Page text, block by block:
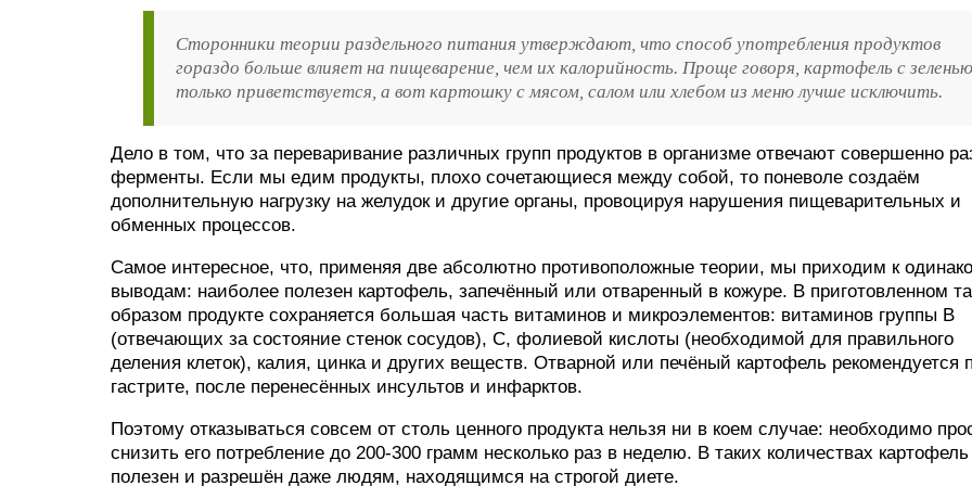
Сторонники теории раздельного питания утверждают, что способ употребления продуктов
гораздо больше влияет на пищеварение, чем их калорийность. Проще говоря, картофель с зеленью
только приветствуется, а вот картошку с мясом, салом или хлебом из меню лучше исключить.
Дело в том, что за переваривание различных групп продуктов в организме отвечают совершенно
ферменты. Если мы едим продукты, плохо сочетающиеся между собой, то поневоле создаём
дополнительную нагрузку на желудок и другие органы, провоцируя нарушения пищеварительных и
обменных процессов.
Самое интересное, что, применяя две абсолютно противоположные теории, мы приходим к
выводам: наиболее полезен картофель, запечённый или отваренный в кожуре. В приготовленном
образом продукте сохраняется большая часть витаминов и микроэлементов: витаминов группы B
(отвечающих за состояние стенок сосудов), С, фолиевой кислоты (необходимой для правильного
деления клеток), калия, цинка и других веществ. Отварной или печёный картофель рекомендуется
гастрите, после перенесённых инсультов и инфарктов.
Поэтому отказываться совсем от столь ценного продукта нельзя ни в коем случае: необходимо
снизить его потребление до 200-300 грамм несколько раз в неделю. В таких количествах картофель
полезен и разрешён даже людям, находящимся на строгой диете.